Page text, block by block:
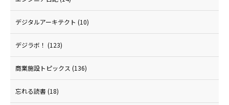
デジタルアーキテクト (10)
デジラボ！ (123)
商業施設トピックス (136)
忘れる読書(18)